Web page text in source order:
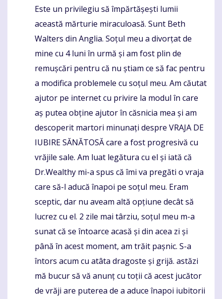
Komentaras
Este un privilegiu să împărtășești lumii
această mărturie miraculoasă. Sunt Beth
Walters din Anglia. Soțul meu a divorțat de
mine cu 4 luni în urmă și am fost plin de
remușcări pentru că nu știam ce să fac pentru
a modifica problemele cu soțul meu. Am căutat
ajutor pe internet cu privire la modul în care
aș putea obține ajutor în căsnicia mea și am
descoperit martori minunați despre VRAJA DE
IUBIRE SĂNĂTOSĂ care a fost progresivă cu
vrăjile sale. Am luat legătura cu el și iată că
Dr.Wealthy mi-a spus că îmi va pregăti o vraja
care să-l aducă înapoi pe soțul meu. Eram
sceptic, dar nu aveam altă opțiune decât să
lucrez cu el. 2 zile mai târziu, soțul meu m-a
sunat că se întoarce acasă și din acea zi și
până în acest moment, am trăit pașnic. S-a
întors acum cu atâta dragoste și grijă. astăzi
mă bucur să vă anunț cu toții că acest jucător
de vrăji are puterea de a aduce înapoi iubitorii